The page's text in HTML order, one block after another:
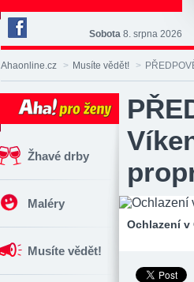
Deník
Aha!
na
Sobota 8. srpna 2026
Ahaonline.cz > Musíte vědět! >
Žhavé drby
Maléry
Musíte vědět!
Ochlazení v